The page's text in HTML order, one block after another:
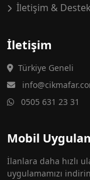
İletişim & Destek
İletişim
Türkiye Geneli
0505 631 23 31
Mobil
İlanlara daha hızlı
uygulamamızı